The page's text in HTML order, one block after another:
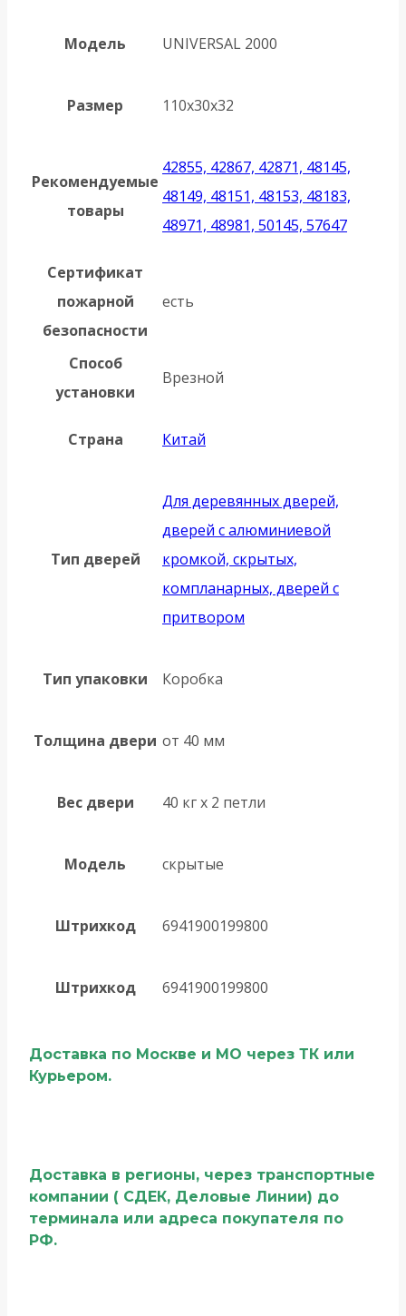
Модель UNIVERSAL 2000
Размер 110х30х32
Рекомендуемые
товары
42855, 42867, 42871, 48145,
48149, 48151, 48153, 48183,
48971, 48981, 50145, 57647
Сертификат
пожарной
безопасности
есть
Способ
установки
Врезной
Страна Китай
Тип дверей
Для деревянных дверей,
дверей с алюминиевой
кромкой, скрытых,
компланарных, дверей с
притвором
Тип упаковки Коробка
Толщина двери от 40 мм
Вес двери 40 кг х 2 петли
Модель скрытые
Штрихкод 6941900199800
Штрихкод 6941900199800
Доставка по Москве и МО через ТК или
Курьером.
Доставка в регионы, через транспортные
компании ( СДЕК, Деловые Линии) до
терминала или адреса покупателя по
РФ.